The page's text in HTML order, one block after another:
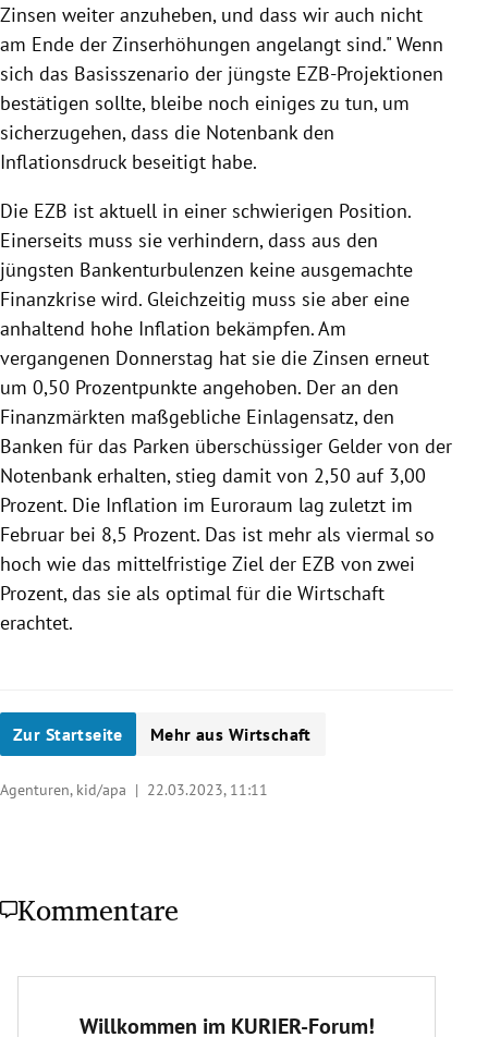
Zinsen weiter anzuheben, und dass wir auch nicht
am Ende der Zinserhöhungen angelangt sind." Wenn
sich das Basisszenario der jüngste EZB-Projektionen
bestätigen sollte, bleibe noch einiges zu tun, um
sicherzugehen, dass die Notenbank den
Inflationsdruck beseitigt habe.
Die EZB ist aktuell in einer schwierigen Position.
Einerseits muss sie verhindern, dass aus den
jüngsten Bankenturbulenzen keine ausgemachte
Finanzkrise wird. Gleichzeitig muss sie aber eine
anhaltend hohe Inflation bekämpfen. Am
vergangenen Donnerstag hat sie die Zinsen erneut
um 0,50 Prozentpunkte angehoben. Der an den
Finanzmärkten maßgebliche Einlagensatz, den
Banken für das Parken überschüssiger Gelder von der
Notenbank erhalten, stieg damit von 2,50 auf 3,00
Prozent. Die Inflation im Euroraum lag zuletzt im
Februar bei 8,5 Prozent. Das ist mehr als viermal so
hoch wie das mittelfristige Ziel der EZB von zwei
Prozent, das sie als optimal für die Wirtschaft
erachtet.
Zur Startseite Mehr aus Wirtschaft
Agenturen, kid/apa | 22.03.2023, 11:11
Kommentare